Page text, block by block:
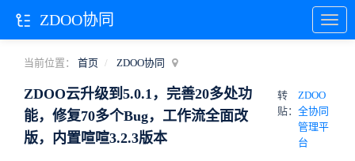
当前位置： 首页 ZDOO协同
ZDOO云升级到5.0.1，完善20多处功
能，修复70多个Bug，工作流全面改
版，内置喧喧3.2.3版本
转
贴：
ZDOO
全协同
管理平
台
ZDOO协同